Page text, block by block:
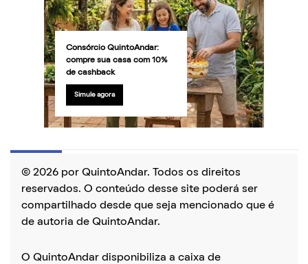
Consórcio QuintoAndar:
compre sua casa com 10%
de cashback
Simule agora
© 2026 por QuintoAndar. Todos os direitos
reservados. O conteúdo desse site poderá ser
compartilhado desde que seja mencionado que é
de autoria de QuintoAndar.
O QuintoAndar disponibiliza a caixa de